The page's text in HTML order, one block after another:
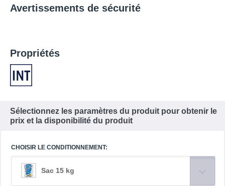
Avertissements de sécurité
Propriétés
Sélectionnez les paramètres du produit pour obtenir le
prix et la disponibilité du produit
CHOISIR LE CONDITIONNEMENT:
Sac 15 kg